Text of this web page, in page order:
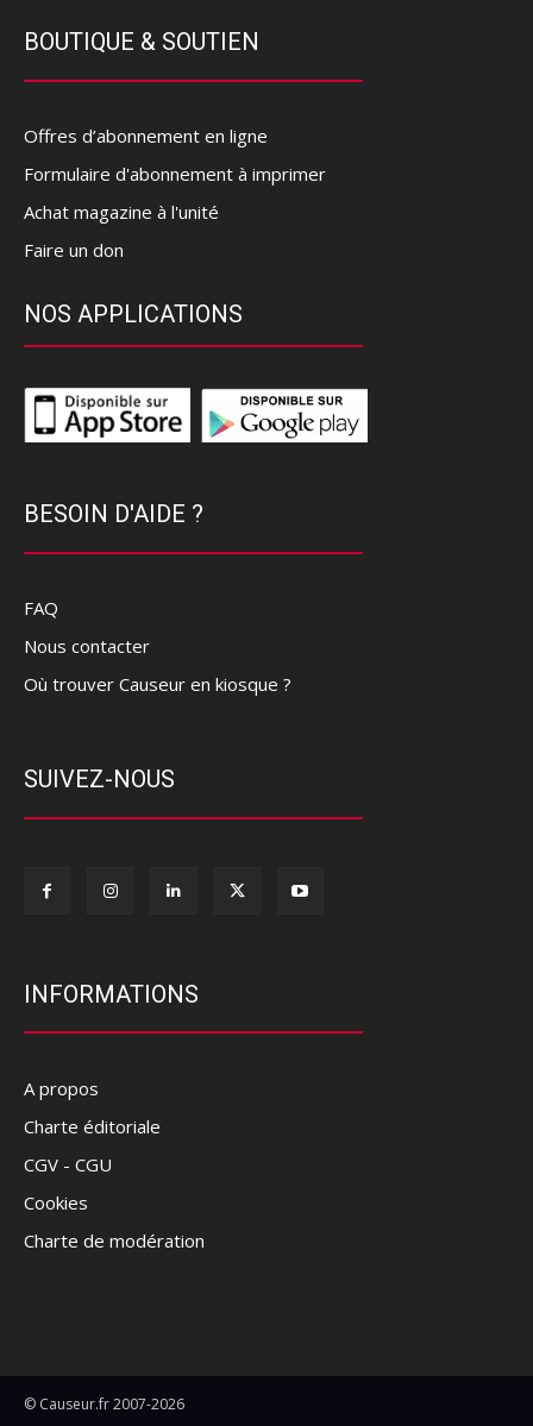
BOUTIQUE & SOUTIEN
Offres d’abonnement en ligne
Formulaire d'abonnement à imprimer
Achat magazine à l'unité
Faire un don
NOS APPLICATIONS
BESOIN D'AIDE ?
FAQ
Nous contacter
Où trouver Causeur en kiosque ?
SUIVEZ-NOUS
INFORMATIONS
A propos
Charte éditoriale
CGV - CGU
Cookies
Charte de modération
© Causeur.fr 2007-2026